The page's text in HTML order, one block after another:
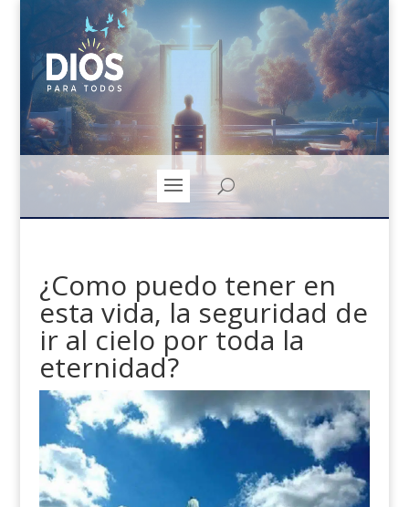
¿Como puedo tener en
esta vida, la seguridad de
ir al cielo por toda la
eternidad?